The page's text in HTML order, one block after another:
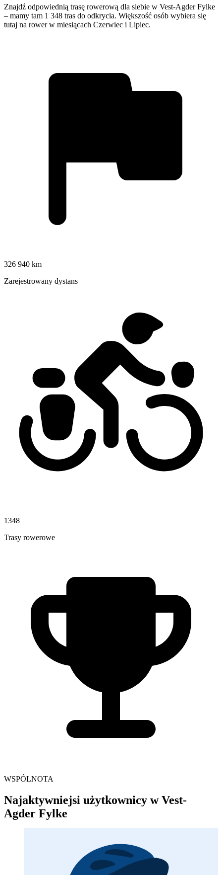
Znajdź odpowiednią trasę rowerową dla siebie w Vest-Agder Fylke
– mamy tam 1 348 tras do odkrycia. Większość osób wybiera się
tutaj na rower w miesiącach Czerwiec i Lipiec.
326 940 km
Zarejestrowany dystans
1348
Trasy rowerowe
WSPÓLNOTA
Najaktywniejsi użytkownicy w Vest-
Agder Fylke